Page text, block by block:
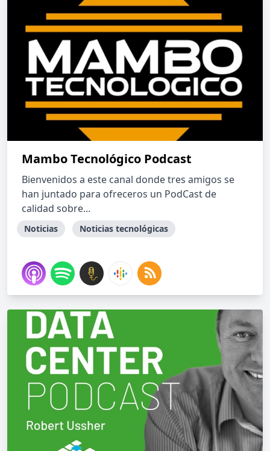
Mambo Tecnológico Podcast
Bienvenidos a este canal donde tres amigos se
han juntado para ofreceros un PodCast de
calidad sobre...
Noticias Noticias tecnológicas